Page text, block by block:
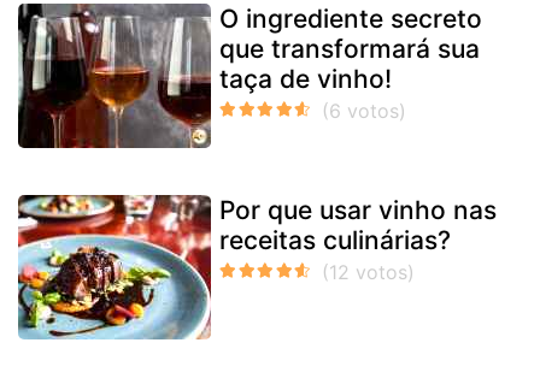
O ingrediente secreto
que transformará sua
taça de vinho!
Por que usar vinho nas
receitas culinárias?